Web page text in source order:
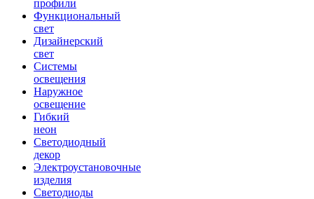
профили
Функциональный
свет
Дизайнерский
свет
Системы
освещения
Наружное
освещение
Гибкий
неон
Светодиодный
декор
Электроустановочные
изделия
Светодиоды